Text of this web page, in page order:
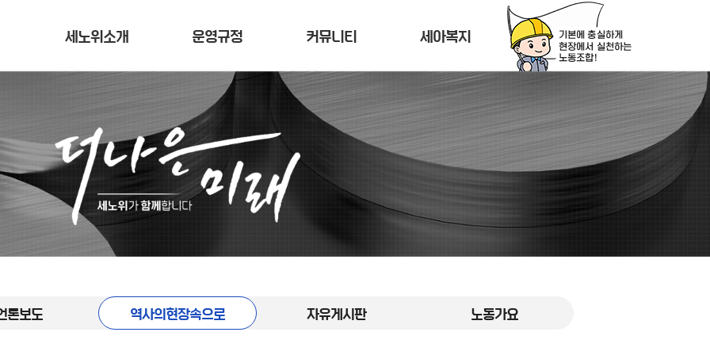
세노위소개 운영규정 커뮤니티 세아복지
론보도 역사의현장속으로 자유게시판 노동가요